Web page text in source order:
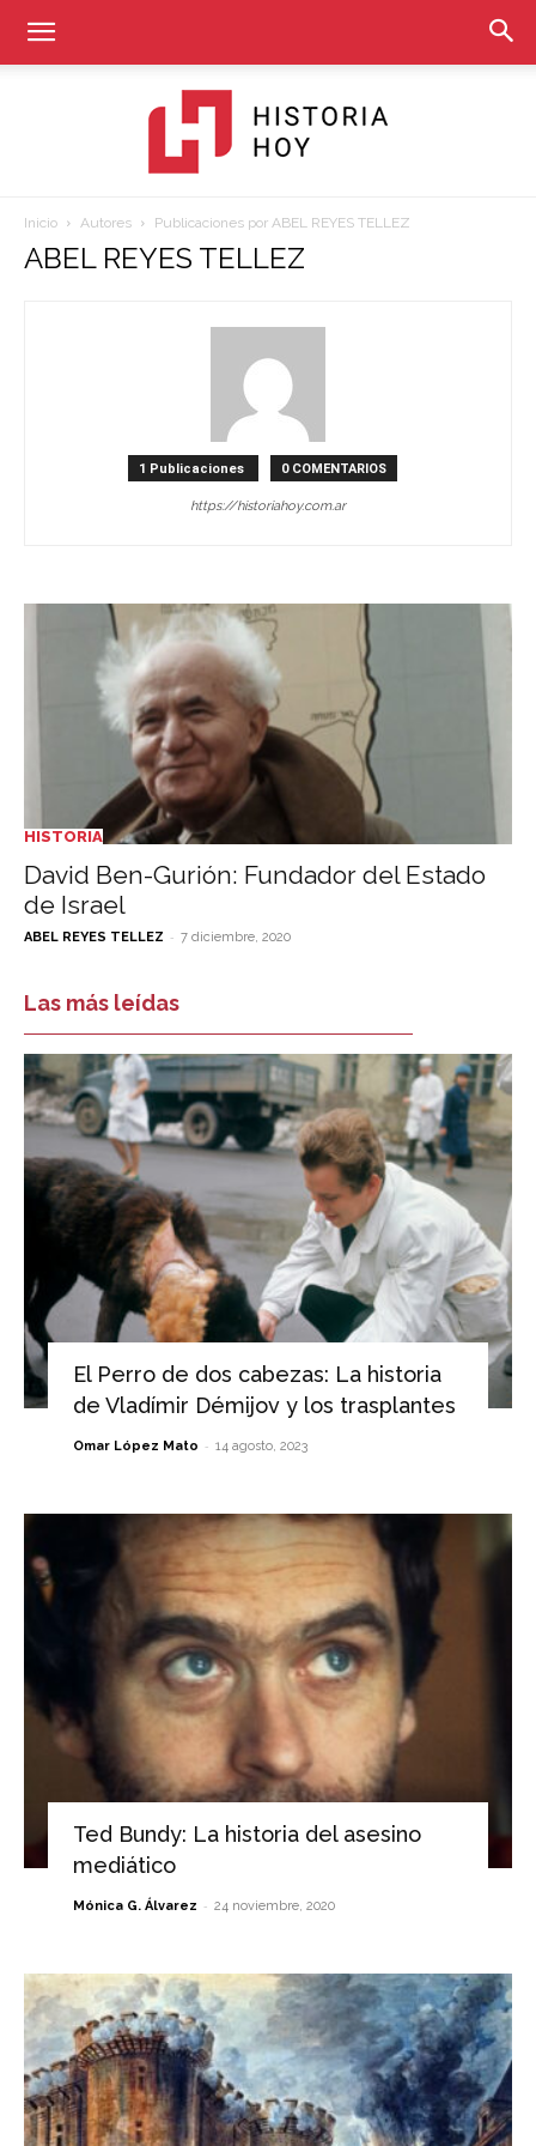
Historia
Inicio Autores Publicaciones por ABEL REYES TELLEZ
ABEL REYES TELLEZ
1 Publicaciones 0 COMENTARIOS
https://historiahoy.com.ar
HISTORIA
David Ben-Gurión: Fundador del Estado
de Israel
ABEL REYES TELLEZ - 7 diciembre, 2020
Las más leídas
El Perro de dos cabezas: La historia
de Vladímir Démijov y los trasplantes
Omar López Mato - 14 agosto, 2023
Ted Bundy: La historia del asesino
mediático
Mónica G. Álvarez - 24 noviembre, 2020